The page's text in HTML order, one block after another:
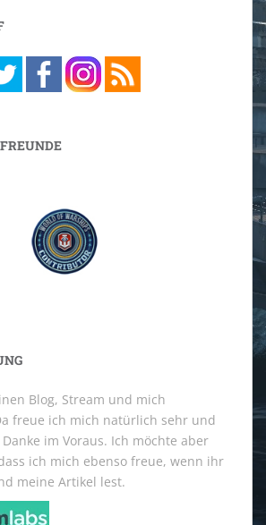
Blog, Stream und mich
freue ich mich natürlich sehr und
im Voraus. Ich möchte aber
ich mich ebenso freue, wenn ihr
meine Artikel lest.